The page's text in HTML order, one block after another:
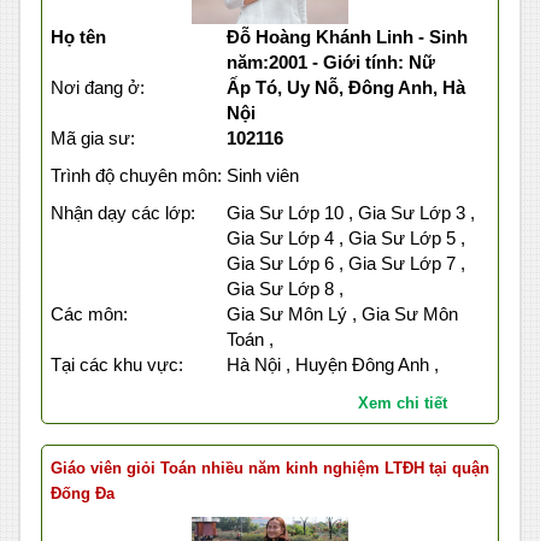
Họ tên
Đỗ Hoàng Khánh Linh - Sinh
năm:2001 - Giới tính: Nữ
Nơi đang ở:
Ấp Tó, Uy Nỗ, Đông Anh, Hà
Nội
Mã gia sư:
102116
Trình độ chuyên môn: Sinh viên
Nhận dạy các lớp:
Gia Sư Lớp 10 , Gia Sư Lớp 3 ,
Gia Sư Lớp 4 , Gia Sư Lớp 5 ,
Gia Sư Lớp 6 , Gia Sư Lớp 7 ,
Gia Sư Lớp 8 ,
Các môn:
Gia Sư Môn Lý , Gia Sư Môn
Toán ,
Tại các khu vực:
Hà Nội , Huyện Đông Anh ,
Xem chi tiết
Giáo viên giỏi Toán nhiều năm kinh nghiệm LTĐH tại quận
Đống Đa